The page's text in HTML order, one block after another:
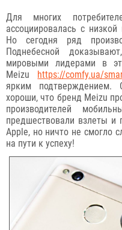
Для многих
ассоциировалась с
Но сегодня ряд
Поднебесной
мировыми лидерами в
Meizu https://comfy.ua/
ярким подтверждением.
хороши, что бренд Meizu
производителей
предшествовали взлеты
Apple, но ничто не смогло
на пути к успеху!